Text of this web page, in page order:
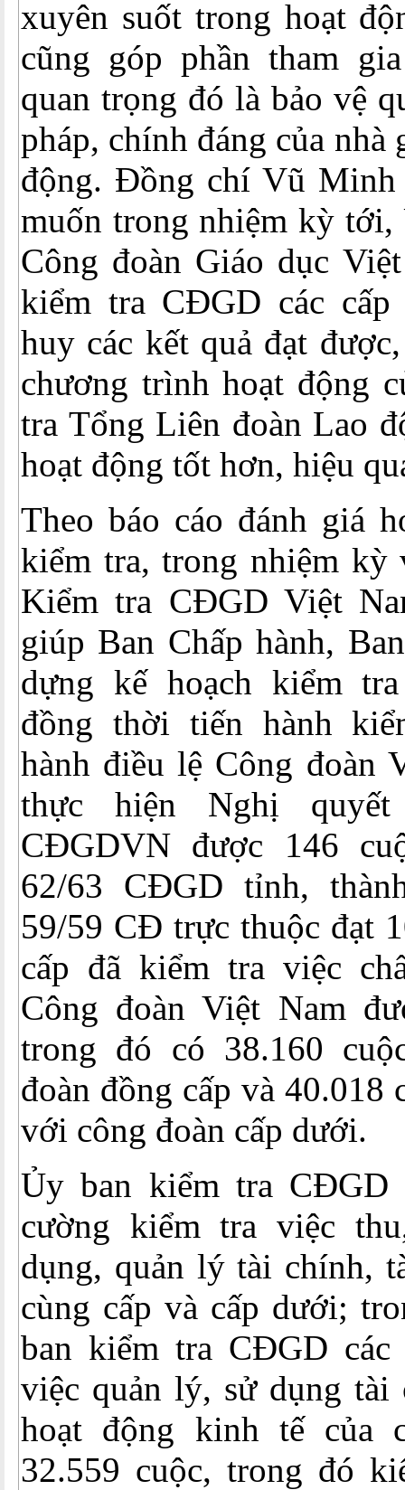
xuyên suốt trong hoạt
cũng góp phần tham
quan trọng đó là bảo vệ
pháp, chính đáng của
động. Đồng chí Vũ
muốn trong nhiệm kỳ
Công đoàn Giáo dục
kiểm tra CĐGD các cấp
huy các kết quả đạt
chương trình hoạt động
tra Tổng Liên đoàn Lao
hoạt động tốt hơn, hiệu
Theo báo cáo đánh giá
kiểm tra, trong nhiệm kỳ
Kiểm tra CĐGD Việt
giúp Ban Chấp hành,
dựng kế hoạch kiểm
đồng thời tiến hành
hành điều lệ Công đoàn
thực hiện Nghị
CĐGDVN được 146
62/63 CĐGD tỉnh,
59/59 CĐ trực thuộc đạt
cấp đã kiểm tra việc
Công đoàn Việt Nam
trong đó có 38.160
đoàn đồng cấp và 40.018
với công đoàn cấp dưới.
Ủy ban kiểm tra CĐGD
cường kiểm tra việc
dụng, quản lý tài chính,
cùng cấp và cấp dưới;
ban kiểm tra CĐGD các
việc quản lý, sử dụng tài
hoạt động kinh tế của
32.559 cuộc, trong đó